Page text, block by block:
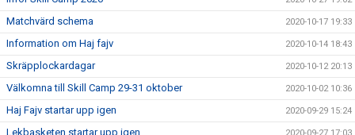
Matchvärd schema 2020-10-17 19:33
Information om Haj fajv 2020-10-14 18:43
Skräpplockardagar 2020-10-12 20:13
Välkomna till Skill Camp 29-31 oktober 2020-10-02 10:36
Haj Fajv startar upp igen 2020-09-29 15:24
Lekbasketen startar upp igen